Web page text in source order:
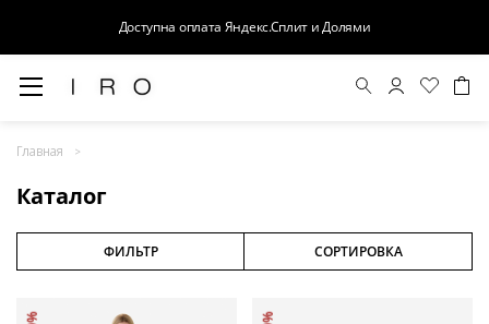
Доступна оплата Яндекс.Сплит и Долями
Главная
Каталог
ФИЛЬТР СОРТИРОВКА